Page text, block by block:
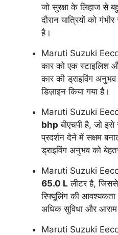
जो सुरक्षा के लिहाज से
दौरान यात्रियों को
है।
Maruti Suzuki Eeco
कार को एक स्टाइलिश
कार की ड्राइविंग
डिज़ाइन किया गया है।
Maruti Suzuki
bhp बीएचपी है, जो
प्रदर्शन देने में सक्षम
ड्राइविंग अनुभव को
Maruti Suzuki
65.0 L लीटर है,
रिफ्यूलिंग की आवश्यकता
अधिक सुविधा और आराम
Maruti Suzuki